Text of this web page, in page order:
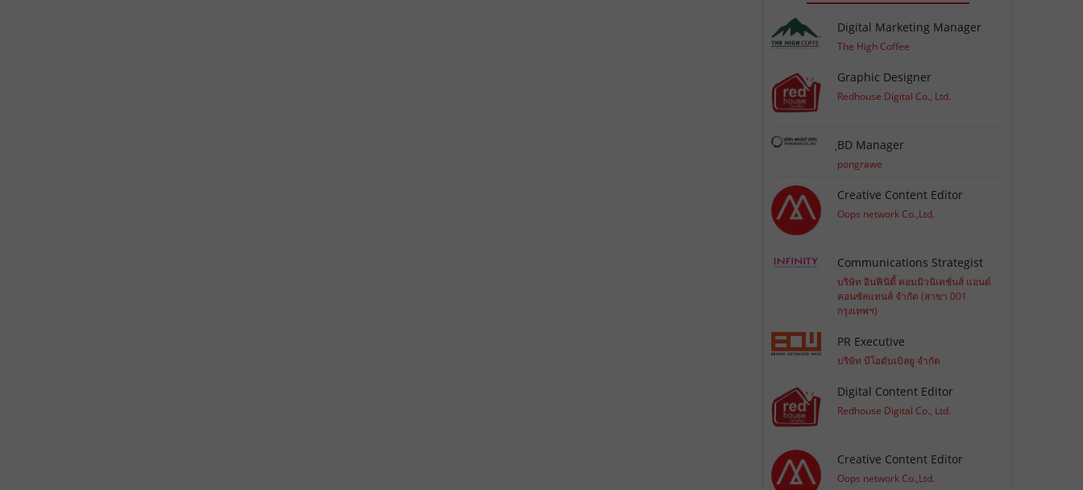
Digital Marketing Manager
The High Coffee
Graphic Designer
Redhouse Digital Co., Ltd.
ฺBD Manager
pongrawe
Creative Content Editor
Oops network Co.,Ltd.
Communications Strategist
บริษัท อินฟินิตี้ คอมมิวนิเคชั่นส์ แอนด์
คอนซัลแทนส์ จำกัด (สาขา 001
กรุงเทพฯ)
PR Executive
บริษัท บีโอดับเบิลยู จำกัด
Digital Content Editor
Redhouse Digital Co., Ltd.
Creative Content Editor
Oops network Co.,Ltd.